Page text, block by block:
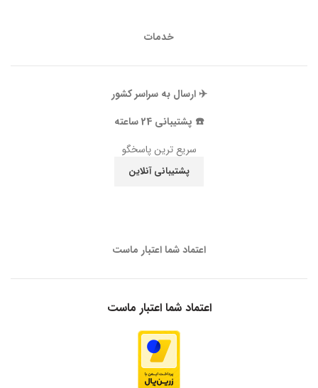
خدمات
✈️ ارسال به سراسر کشور
☎️ پشتیبانی 24 ساعته
سریع ترین پاسخگو
پشتیبانی آنلاین
اعتماد شما اعتبار ماست
اعتماد شما اعتبار ماست